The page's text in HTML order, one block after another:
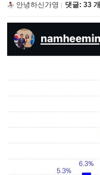
안녕하신가영 댓글: 33 개